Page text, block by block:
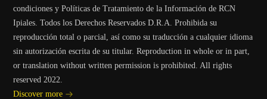
condiciones y Políticas de Tratamiento de la Información de RCN
Ipiales. Todos los Derechos Reservados D.R.A. Prohibida su
reproducción total o parcial, así como su traducción a cualquier idioma
sin autorización escrita de su titular. Reproduction in whole or in part,
or translation without written permission is prohibited. All rights
reserved 2022.
Discover more